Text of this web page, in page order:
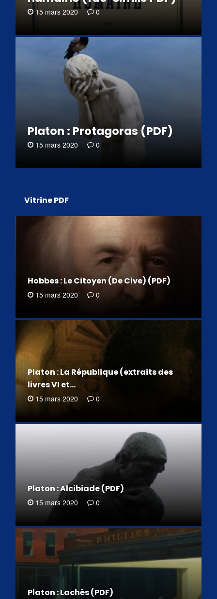
15 mars 2020 0
Platon : Protagoras (PDF)
15 mars 2020 0
Vitrine PDF
Hobbes : Le Citoyen (De Cive) (PDF)
15 mars 2020 0
Platon : La République (extraits des
livres VI et…
15 mars 2020 0
Platon : Alcibiade (PDF)
15 mars 2020 0
Platon : Lachès (PDF)